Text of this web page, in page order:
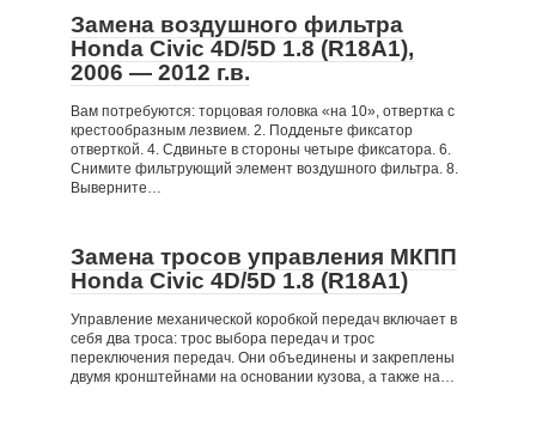
Замена воздушного фильтра
Honda Civic 4D/5D 1.8 (R18A1),
2006 — 2012 г.в.
Вам потребуются: торцовая головка «на 10», отвертка с
крестообразным лезвием. 2. Подденьте фиксатор
отверткой. 4. Сдвиньте в стороны четыре фиксатора. 6.
Снимите фильтрующий элемент воздушного фильтра. 8.
Выверните…
Замена тросов управления МКПП
Honda Civic 4D/5D 1.8 (R18A1)
Управление механической коробкой передач включает в
себя два троса: трос выбора передач и трос
переключения передач. Они объединены и закреплены
двумя кронштейнами на основании кузова, а также на…